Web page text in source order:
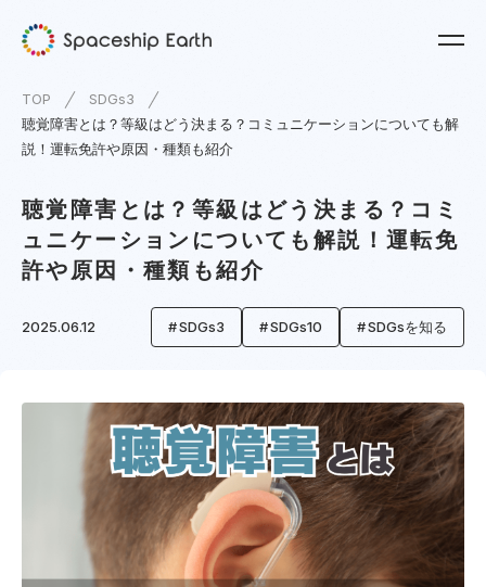
TOP
SDGs3
聴覚障害とは？等級はどう決まる？コミュニケーションについても解
説！運転免許や原因・種類も紹介
聴覚障害とは？等級はどう決まる？コミ
ュニケーションについても解説！運転免
許や原因・種類も紹介
2025.06.12 SDGs3 SDGs10 SDGsを知る